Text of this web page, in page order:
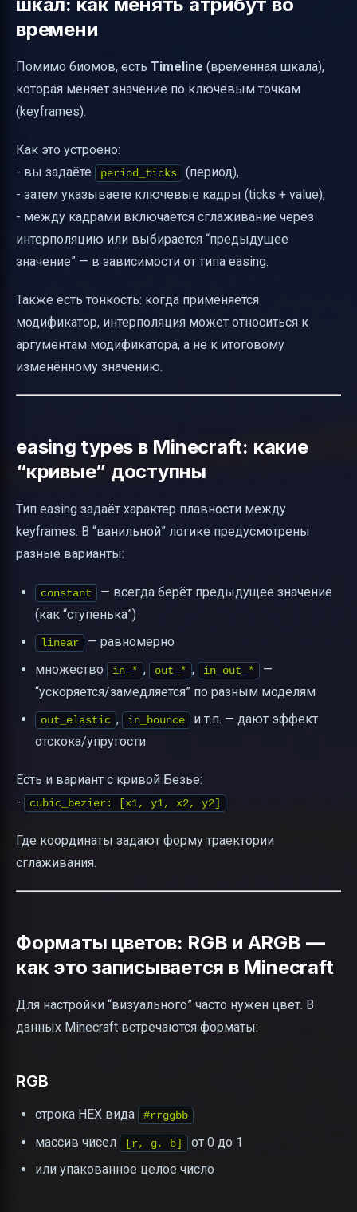
времени
Помимо биомов, есть Timeline (временная шкала),
которая меняет значение по ключевым точкам
(keyframes).
Как это устроено:
- вы задаёте
period_ticks
(период),
- затем указываете ключевые кадры (ticks + value),
- между кадрами включается сглаживание через
интерполяцию или выбирается “предыдущее
значение” — в зависимости от типа easing.
Также есть тонкость: когда применяется
модификатор, интерполяция может относиться к
аргументам модификатора, а не к итоговому
изменённому значению.
easing types в Minecraft: какие
“кривые” доступны
Тип easing задаёт характер плавности между
keyframes. В “ванильной” логике предусмотрены
разные варианты:
constant
— всегда берёт предыдущее значение
(как “ступенька”)
linear
— равномерно
множество
in_* , out_* , in_out_*
—
“ускоряется/замедляется” по разным моделям
out_elastic , in_bounce
и т.п. — дают эффект
отскока/упругости
Есть и вариант с кривой Безье:
-
cubic_bezier: [x1, y1, x2, y2]
Где координаты задают форму траектории
сглаживания.
Форматы цветов: RGB и ARGB —
как это записывается в Minecraft
Для настройки “визуального” часто нужен цвет. В
данных Minecraft встречаются форматы:
RGB
строка HEX вида #rrggbb
массив чисел [r, g, b]
от 0 до 1
или упакованное целое число